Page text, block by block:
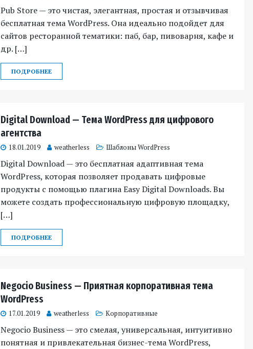
Pub Store — это чистая, элегантная, простая и отзывчивая
бесплатная тема WordPress. Она идеально подойдет для
сайтов ресторанной тематики: паб, бар, пивоварня, кафе и
др. […]
ПОДРОБНЕЕ
Digital Download — Тема WordPress для цифрового
агентства
18.01.2019 weatherless Шаблоны WordPress
Digital Download — это бесплатная адаптивная тема
WordPress, которая позволяет продавать цифровые
продукты с помощью плагина Easy Digital Downloads. Вы
можете создать профессиональную цифровую площадку,
[…]
ПОДРОБНЕЕ
Negocio Business — Приятная корпоративная тема
WordPress
17.01.2019 weatherless Корпоративные
Negocio Business — это смелая, универсальная, интуитивно
понятная и привлекательная бизнес-тема WordPress,